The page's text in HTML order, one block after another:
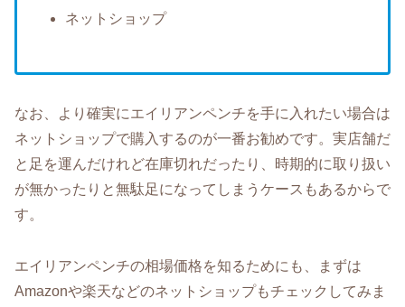
ネットショップ
なお、より確実にエイリアンペンチを手に入れたい場合は
ネットショップで購入するのが一番お勧めです。実店舗だ
と足を運んだけれど在庫切れだったり、時期的に取り扱い
が無かったりと無駄足になってしまうケースもあるからで
す。
エイリアンペンチの相場価格を知るためにも、まずは
Amazonや楽天などのネットショップもチェックしてみま